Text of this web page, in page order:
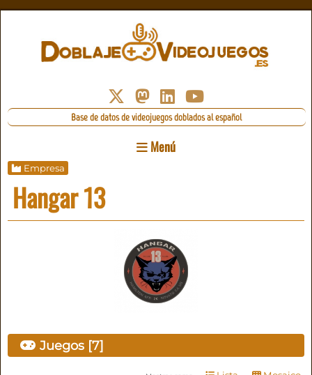
Base de datos de videojuegos doblados al español
Menú
Empresa
Hangar 13
Juegos [7]